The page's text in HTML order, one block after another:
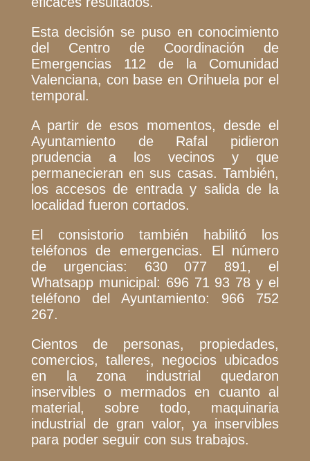
Esta decisión se puso en conocimiento
del Centro de Coordinación de
Emergencias 112 de la Comunidad
Valenciana, con base en Orihuela por el
temporal.
A partir de esos momentos, desde el
Ayuntamiento de Rafal pidieron
prudencia a los vecinos y que
permanecieran en sus casas. También,
los accesos de entrada y salida de la
localidad fueron cortados.
El consistorio también habilitó los
teléfonos de emergencias. El número
de urgencias: 630 077 891, el
Whatsapp municipal: 696 71 93 78 y el
teléfono del Ayuntamiento: 966 752
267.
Cientos de personas, propiedades,
comercios, talleres, negocios ubicados
en la zona industrial quedaron
inservibles o mermados en cuanto al
material, sobre todo, maquinaria
industrial de gran valor, ya inservibles
para poder seguir con sus trabajos.